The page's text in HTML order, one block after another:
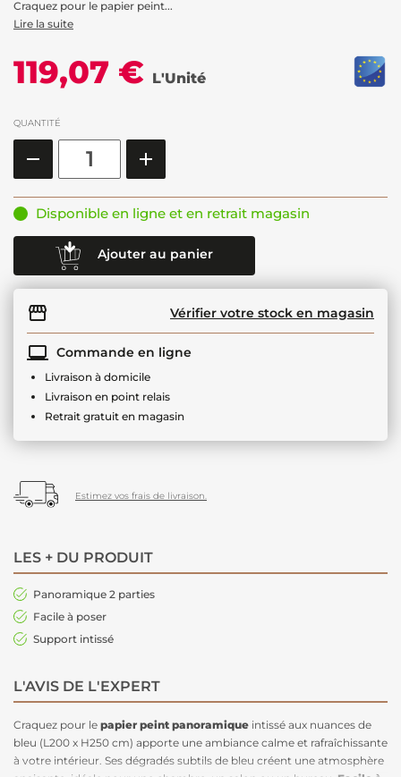
Craquez pour le papier peint...
Lire la suite
119,07 € L'Unité
QUANTITÉ
Disponible en ligne et en retrait magasin
Ajouter au panier
Vérifier votre stock en magasin
Commande en ligne
Livraison à domicile
Livraison en point relais
Retrait gratuit en magasin
Estimez vos frais de livraison.
LES + DU PRODUIT
Panoramique 2 parties
Facile à poser
Support intissé
L'AVIS DE L'EXPERT
Craquez pour le papier peint panoramique intissé aux nuances de
bleu (L200 x H250 cm) apporte une ambiance calme et rafraîchissante
à votre intérieur. Ses dégradés subtils de bleu créent une atmosphère